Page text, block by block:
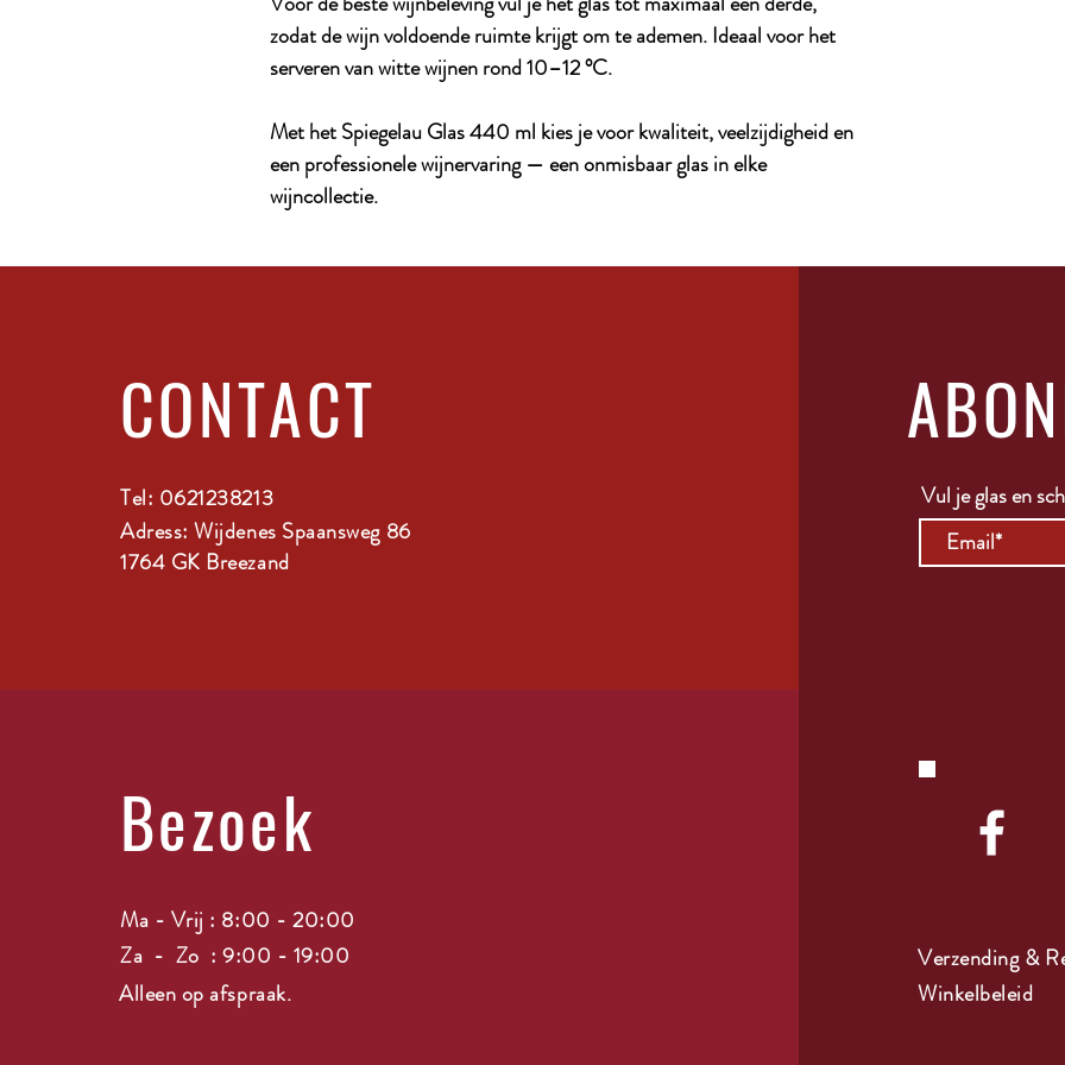
zodat de wijn voldoende ruimte krijgt om te ademen. Ideaal voor het
serveren van witte wijnen rond 10–12 °C.
Met het Spiegelau Glas 440 ml kies je voor kwaliteit, veelzijdigheid en
een professionele wijnervaring — een onmisbaar glas in elke
wijncollectie.
CONTACT
Tel: 0621238213
Adress: Wijdenes Spaansweg 86
1764 GK Breezand
Vul je glas en
Bezoek
Ma - Vrij : 8:00 - 20:00
Za - Zo : 9:00 - 19:00
Alleen op afspraak.
Verzending &
Winkelbeleid